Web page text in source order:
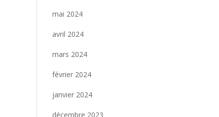
mai 2024
avril 2024
mars 2024
février 2024
janvier 2024
décembre 2023